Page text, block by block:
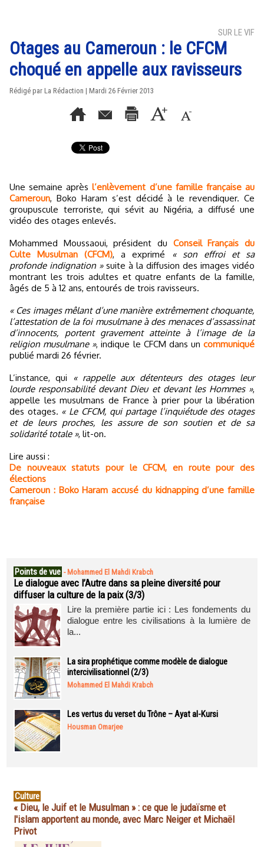
SUR LE VIF
Otages au Cameroun : le CFCM
choqué en appelle aux ravisseurs
Rédigé par La Rédaction | Mardi 26 Février 2013
Une semaine aprèsl’enlèvement d’une famille française au
Cameroun, Boko Haram s’est décidé à le revendiquer. Ce
groupuscule terroriste, qui sévit au Nigéria, a diffusé une
vidéo des otages enlevés.
Mohammed Moussaoui, président du Conseil Français du
Culte Musulman (CFCM), a exprimé
« son effroi et sa
profonde indignation »suite à la diffusion des images vidéo
montrant les trois adultes et quatre enfants de la famille,
âgés de 5 à 12 ans, entourés de trois ravisseurs.
« Ces images mêlant d’une manière extrêmement choquante,
l’attestation de la foi musulmane à des menaces d’assassinat
d’innocents, portent gravement atteinte à l’image de la
religion musulmane », indique le CFCM dans un communiqué
publié mardi 26 février.
L’instance, qui
« rappelle aux détenteurs des otages leur
lourde responsabilité devant Dieu et devant les Hommes »,
appelle les musulmans de France à prier pour la libération
des otages. « Le CFCM, qui partage l’inquiétude des otages
et de leurs proches, les assure de son soutien et de sa
solidarité totale », lit-on.
Lire aussi :
De nouveaux statuts pour le CFCM, en route pour des
élections
Cameroun : Boko Haram accusé du kidnapping d’une famille
française
Points de vue - Mohammed El Mahdi Krabch
Le dialogue avec l’Autre dans sa pleine diversité pour
diffuser la culture de la paix (3/3)
Lire la première partie ici : Les fondements du
dialogue entre les civilisations à la lumière de
la...
La sira prophétique comme modèle de dialogue
intercivilisationnel (2/3)
Mohammed El Mahdi Krabch
Les vertus du verset du Trône – Ayat al-Kursi
Housman Omarjee
Culture
« Dieu, le Juif et le Musulman » : ce que le judaïsme et
l'islam apportent au monde, avec Marc Neiger et Michaël
Privot